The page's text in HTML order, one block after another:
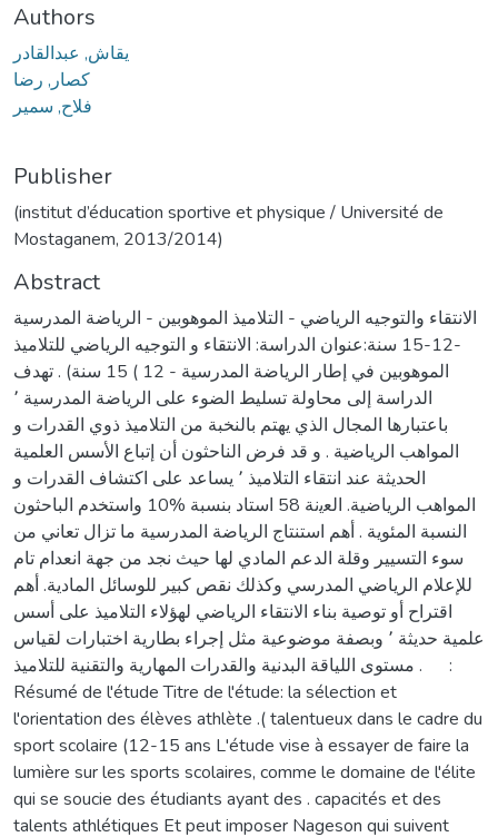
Authors
يقاش, عبدالقادر
كصار, رضا
فلاح, سمير
Publisher
(institut d’éducation sportive et physique / Université de
Mostaganem, 2013/2014)
Abstract
الانتقاء والتوجيه الرياضي - التلاميذ الموهوبين - الرياضة المدرسية
-12-15 سنة:ﻋﻨﻮان اﻟﺪراﺳﺔ: اﻻﻧﺘﻘﺎء و اﻟﺘﻮﺟﻴﻪ اﻟﺮﻳﺎﺿﻲ ﻟﻠﺘﻼﻣﻴﺬ
اﻟﻤﻮﻫﻮﺑﻴﻦ ﻓﻲ إﻃﺎر اﻟﺮﻳﺎﺿﺔ اﻟﻤﺪرﺳﻴﺔ - 12 ) 15 ﺳﻨﺔ) . ﺗﻬﺪف
اﻟﺪراﺳﺔ إﻟﻰ ﻣﺤﺎوﻟﺔ ﺗﺴﻠﻴﻂ اﻟﻀﻮء ﻋﻠﻰ اﻟﺮﻳﺎﺿﺔ اﻟﻤﺪرﺳﻴﺔ ٬
ﺑﺎﻋﺘﺒﺎرﻫﺎ اﻟﻤﺠﺎل اﻟﺬي ﻳﻬﺘﻢ ﺑﺎﻟﻨﺨﺒﺔ ﻣﻦ اﻟﺘﻼﻣﻴﺬ ذوي اﻟﻘﺪرات و
اﻟﻤﻮاﻫﺐ اﻟﺮﻳﺎﺿﻴﺔ . و ﻗﺪ ﻓﺮض اﻟﻨﺎﺣﺜﻮن أن إﺗﺒﺎع اﻷﺳﺲ اﻟﻌﻠﻤﻴﺔ
اﻟﺤﺪﻳﺜﺔ ﻋﻨﺪ اﻧﺘﻘﺎء اﻟﺘﻼﻣﻴﺬ ٬ ﻳﺴﺎﻋﺪ ﻋﻠﻰ اﻛﺘﺸﺎف اﻟﻘﺪرات و
اﻟﻤﻮاﻫﺐ اﻟﺮﻳﺎﺿﻴﺔ. ﺍﻟﻌﻳﻧﺔ 58 اﺳﺘﺎد ﺑﻨﺴﺒﺔ %10 واﺳﺘﺨﺪم اﻟﺒﺎﺣﺜﻮن
اﻟﻨﺴﺒﺔ اﻟﻤﺌﻮﻳﺔ . أﻫﻢ اﺳﺘﻨﺘﺎج اﻟﺮﻳﺎﺿﺔ اﻟﻤﺪرﺳﻴﺔ ﻣﺎ ﺗﺰال ﺗﻌﺎﻧﻲ ﻣﻦ
ﺳﻮء اﻟﺘﺴﻴﻴﺮ وﻗﻠﺔ اﻟﺪﻋﻢ اﻟﻤﺎدي ﻟﻬﺎ ﺣﻴﺚ ﻧﺠﺪ ﻣﻦ ﺟﻬﺔ اﻧﻌﺪام ﺗﺎم
ﻟﻺﻋﻼم اﻟﺮﻳﺎﺿﻲ اﻟﻤﺪرﺳﻲ وﻛﺬﻟﻚ ﻧﻘﺺ ﻛﺒﻴﺮ ﻟﻠﻮﺳﺎﺋﻞ اﻟﻤﺎدﻳﺔ. أﻫﻢ
اﻗﺘﺮاح أو ﺗﻮﺻﻴﺔ ﺑﻨﺎء اﻻﻧﺘﻘﺎء اﻟﺮﻳﺎﺿﻲ ﻟﻬﺆﻻء اﻟﺘﻼﻣﻴﺬ ﻋﻠﻰ أﺳﺲ
ﻋﻠﻤﻴﺔ ﺣﺪﻳﺜﺔ ٬ وﺑﺼﻔﺔ ﻣﻮﺿﻮﻋﻴﺔ ﻣﺜﻞ إﺟﺮاء ﺑﻄﺎرﻳﺔ اﺧﺘﺒﺎرات ﻟﻘﻴﺎس
ﻣﺴﺘﻮى اﻟﻠﻴﺎﻗﺔ اﻟﺒﺪﻧﻴﺔ واﻟﻘﺪرات اﻟﻤﻬﺎرﻳﺔ واﻟﺘﻘﻨﻴﺔ ﻟﻠﺘﻼﻣﻴﺬ . :
Résumé de l'étude Titre de l'étude: la sélection et
l'orientation des élèves athlète .( talentueux dans le cadre du
sport scolaire (12-15 ans L'étude vise à essayer de faire la
lumière sur les sports scolaires, comme le domaine de l'élite
qui se soucie des étudiants ayant des . capacités et des
talents athlétiques Et peut imposer Nageson qui suivent